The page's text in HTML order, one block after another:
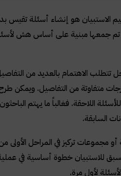
الاستبيان هو إنشاء أسئلة
تم جمعها مبنية على أساس هش
تتطلب الاهتمام بالعديد من
متفاوتة من التفاصيل. ويمكن طرح
اللاحقة. فغالباً ما يهتم
السابقة.
مجموعات تركيز في المراحل الأولى
للاستبيان خطوة أساسية في
لأول مرة.